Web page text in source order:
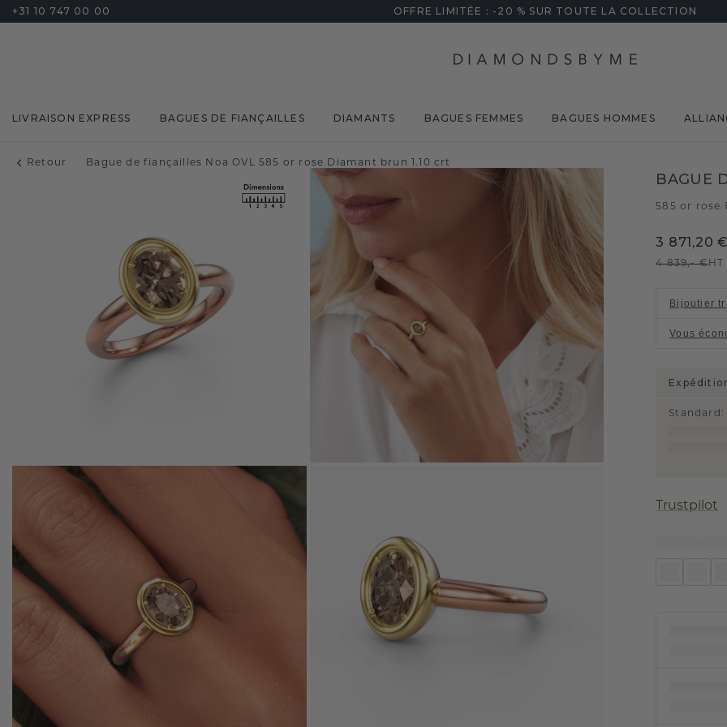
+31 10 747 00 00 OFFRE LIMITÉE : -20 % SUR TOUTE LA COLLECTION
LIVRAISON EXPRESS BAGUES DE FIANÇAILLES DIAMANTS BAGUES FEMMES BAGUES HOMMES
Retour Bague de fiançailles Noa OVL 585 or rose Diamant brun 1.10 crt
BAGUE
585 or rose
3 871,20 €
4 839,- €HT
Bijoutier
Vous
Standard :
Trustpilot